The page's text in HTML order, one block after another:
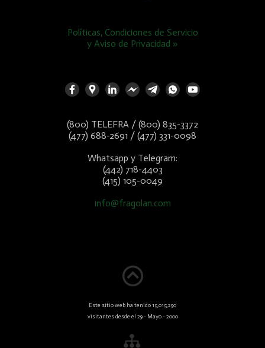
Políticas, Condiciones de Servicio
y Aviso de Privacidad »
(800) TELEFRA / (800) 835-3372
(477) 688-2691 / (477) 331-0098
Whatsapp y Telegram:
(442) 718-4403
(415) 105-0049
info@fragolan.com
Este sitio web ha tenido 15,015,290
visitantes desde el 29 - Mayo - 2000